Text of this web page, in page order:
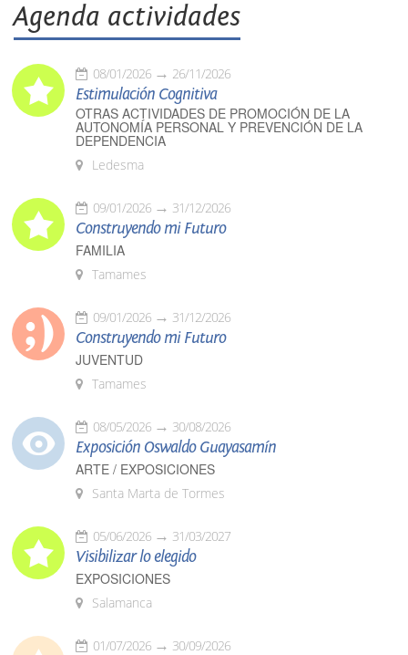
Agenda actividades
08/01/2026 26/11/2026
Estimulación Cognitiva
OTRAS ACTIVIDADES DE PROMOCIÓN DE LA
AUTONOMÍA PERSONAL Y PREVENCIÓN DE LA
DEPENDENCIA
Ledesma
09/01/2026 31/12/2026
Construyendo mi Futuro
FAMILIA
Tamames
09/01/2026 31/12/2026
Construyendo mi Futuro
JUVENTUD
Tamames
08/05/2026 30/08/2026
Exposición Oswaldo Guayasamín
ARTE / EXPOSICIONES
Santa Marta de Tormes
05/06/2026 31/03/2027
Visibilizar lo elegido
EXPOSICIONES
Salamanca
01/07/2026 30/09/2026